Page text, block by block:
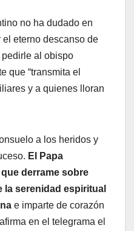
no ha dudado en
el eterno descanso de
pedirle al obispo
que “transmita el
y a quienes lloran
a los heridos y
El Papa
derrame sobre
serenidad espiritual
e imparte de corazón
en el telegrama el